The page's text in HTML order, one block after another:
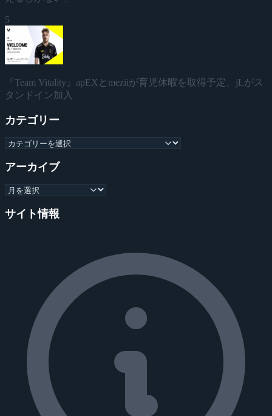
5
『Team Vitality』apEXとmeziiが育児休暇を取得予定、jLがス
タンドイン加入
カテゴリー
アーカイブ
サイト情報